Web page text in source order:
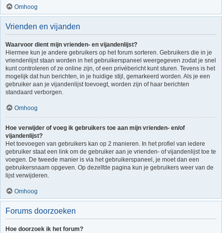
Omhoog
Vrienden en vijanden
Waarvoor dient mijn vrienden- en vijandenlijst?
Hiermee kun je andere gebruikers op het forum sorteren. Gebruikers die in je
vriendenlijst staan worden in het gebruikerspaneel weergegeven zodat je snel
kunt controleren of ze online zijn, of een privébericht kunt sturen. Tevens is het
mogelijk dat hun berichten, in je huidige stijl, gemarkeerd worden. Als je een
gebruiker aan je vijandenlijst toevoegt, worden zijn of haar berichten
standaard verborgen.
Omhoog
Hoe verwijder of voeg ik gebruikers toe aan mijn vrienden- en/of
vijandenlijst?
Het toevoegen van gebruikers kan op 2 manieren. In het profiel van iedere
gebruiker staat een link om de gebruiker aan je vrienden- of vijandenlijst toe te
voegen. De tweede manier is via het gebruikerspaneel, je moet dan een
gebruikersnaam opgeven. Op dezelfde pagina kun je gebruikers weer van de
lijst verwijderen.
Omhoog
Forums doorzoeken
Hoe doorzoek ik het forum?